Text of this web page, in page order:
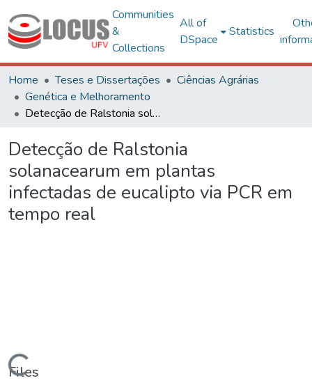
Communities
&
Collections
All of
DSpace
Statistics
Home Teses e Dissertações
Ciências Agrárias
Genética e Melhoramento
Detecção de Ralstonia solanacearum em plantas infectadas de eucalipto via PCR em tempo real
Detecção de Ralstonia
solanacearum em plantas
infectadas de eucalipto via PCR em
tempo real
Files